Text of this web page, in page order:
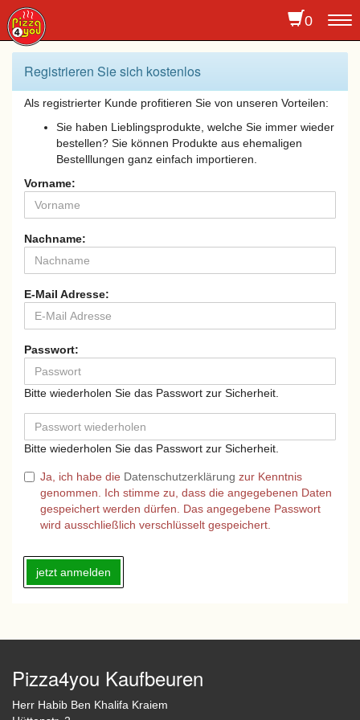
0
Registrieren Sie sich kostenlos
Als registrierter Kunde profitieren Sie von unseren Vorteilen:
Sie haben Lieblingsprodukte, welche Sie immer wieder
bestellen? Sie können Produkte aus ehemaligen
Bestelllungen ganz einfach importieren.
Vorname:
Nachname:
E-Mail Adresse:
Passwort:
Bitte wiederholen Sie das Passwort zur Sicherheit.
Bitte wiederholen Sie das Passwort zur Sicherheit.
Ja, ich habe die Datenschutzerklärung zur Kenntnis
genommen. Ich stimme zu, dass die angegebenen Daten
gespeichert werden dürfen. Das angegebene Passwort
wird ausschließlich verschlüsselt gespeichert.
Pizza4you Kaufbeuren
Herr Habib Ben Khalifa Kraiem